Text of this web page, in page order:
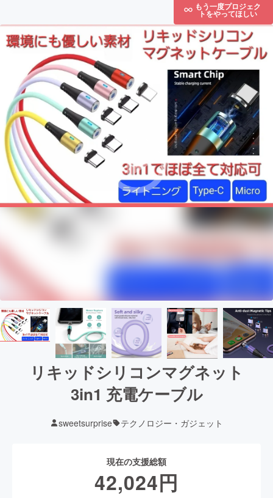
もう一度プロジェク
トをやってほしい
リキッドシリコンマグネット
3in1 充電ケーブル
sweetsurprise テクノロジー・ガジェット
現在の支援総額
42,024円